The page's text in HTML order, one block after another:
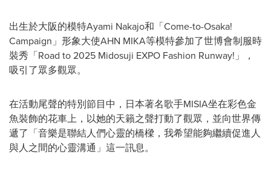
出生於大阪的模特Ayami Nakajo和「Come-to-Osaka!
Campaign」形象大使AHN MIKA等模特參加了世博會制服時
裝秀「Road to 2025 Midosuji EXPO Fashion Runway!」，
吸引了眾多觀眾。
在活動尾聲的特別節目中，日本著名歌手MISIA坐在彩色金
魚裝飾的花車上，以她的天籟之聲打動了觀眾，並向世界傳
遞了「音樂是聯結人們心靈的橋樑，我希望能夠繼續促進人
與人之間的心靈溝通」這一訊息。